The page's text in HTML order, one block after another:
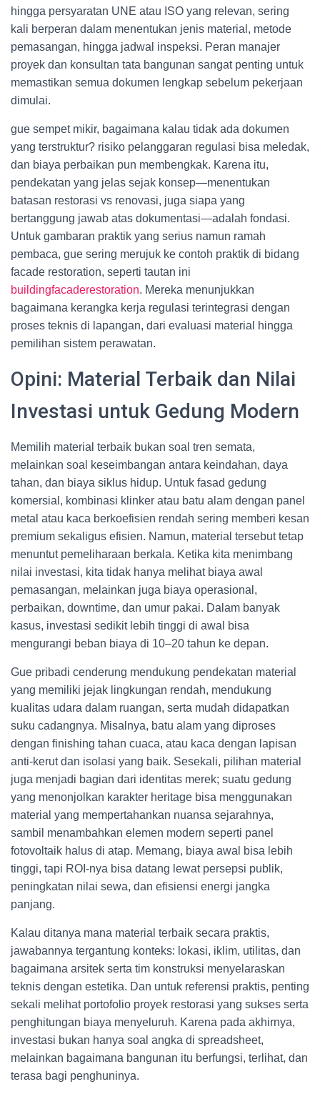
hingga persyaratan UNE atau ISO yang relevan, sering
kali berperan dalam menentukan jenis material, metode
pemasangan, hingga jadwal inspeksi. Peran manajer
proyek dan konsultan tata bangunan sangat penting untuk
memastikan semua dokumen lengkap sebelum pekerjaan
dimulai.
gue sempet mikir, bagaimana kalau tidak ada dokumen
yang terstruktur? risiko pelanggaran regulasi bisa meledak,
dan biaya perbaikan pun membengkak. Karena itu,
pendekatan yang jelas sejak konsep—menentukan
batasan restorasi vs renovasi, juga siapa yang
bertanggung jawab atas dokumentasi—adalah fondasi.
Untuk gambaran praktik yang serius namun ramah
pembaca, gue sering merujuk ke contoh praktik di bidang
facade restoration, seperti tautan ini
buildingfacaderestoration. Mereka menunjukkan
bagaimana kerangka kerja regulasi terintegrasi dengan
proses teknis di lapangan, dari evaluasi material hingga
pemilihan sistem perawatan.
Opini: Material Terbaik dan Nilai
Investasi untuk Gedung Modern
Memilih material terbaik bukan soal tren semata,
melainkan soal keseimbangan antara keindahan, daya
tahan, dan biaya siklus hidup. Untuk fasad gedung
komersial, kombinasi klinker atau batu alam dengan panel
metal atau kaca berkoefisien rendah sering memberi kesan
premium sekaligus efisien. Namun, material tersebut tetap
menuntut pemeliharaan berkala. Ketika kita menimbang
nilai investasi, kita tidak hanya melihat biaya awal
pemasangan, melainkan juga biaya operasional,
perbaikan, downtime, dan umur pakai. Dalam banyak
kasus, investasi sedikit lebih tinggi di awal bisa
mengurangi beban biaya di 10–20 tahun ke depan.
Gue pribadi cenderung mendukung pendekatan material
yang memiliki jejak lingkungan rendah, mendukung
kualitas udara dalam ruangan, serta mudah didapatkan
suku cadangnya. Misalnya, batu alam yang diproses
dengan finishing tahan cuaca, atau kaca dengan lapisan
anti-kerut dan isolasi yang baik. Sesekali, pilihan material
juga menjadi bagian dari identitas merek; suatu gedung
yang menonjolkan karakter heritage bisa menggunakan
material yang mempertahankan nuansa sejarahnya,
sambil menambahkan elemen modern seperti panel
fotovoltaik halus di atap. Memang, biaya awal bisa lebih
tinggi, tapi ROI-nya bisa datang lewat persepsi publik,
peningkatan nilai sewa, dan efisiensi energi jangka
panjang.
Kalau ditanya mana material terbaik secara praktis,
jawabannya tergantung konteks: lokasi, iklim, utilitas, dan
bagaimana arsitek serta tim konstruksi menyelaraskan
teknis dengan estetika. Dan untuk referensi praktis, penting
sekali melihat portofolio proyek restorasi yang sukses serta
penghitungan biaya menyeluruh. Karena pada akhirnya,
investasi bukan hanya soal angka di spreadsheet,
melainkan bagaimana bangunan itu berfungsi, terlihat, dan
terasa bagi penghuninya.